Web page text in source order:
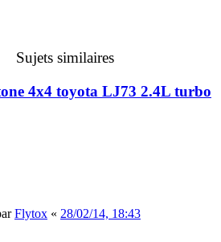
Sujets similaires
4x4 toyota LJ73 2.4L turbo
Flytox « 28/02/14, 18:43